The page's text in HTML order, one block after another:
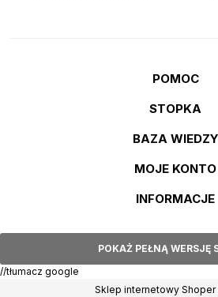
POMOC
STOPKA
BAZA WIEDZY
MOJE KONTO
INFORMACJE
POKAŻ PEŁNĄ WERSJĘ
//tłumacz google
Sklep internetowy Shoper